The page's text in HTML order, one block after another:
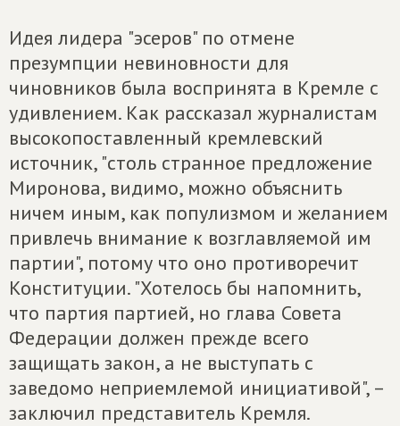
Идея лидера "эсеров" по отмене
презумпции невиновности для
чиновников была воспринята в Кремле с
удивлением. Как рассказал журналистам
высокопоставленный кремлевский
источник, "столь странное предложение
Миронова, видимо, можно объяснить
ничем иным, как популизмом и желанием
привлечь внимание к возглавляемой им
партии", потому что оно противоречит
Конституции. "Хотелось бы напомнить,
что партия партией, но глава Совета
Федерации должен прежде всего
защищать закон, а не выступать с
заведомо неприемлемой инициативой", –
заключил представитель Кремля.